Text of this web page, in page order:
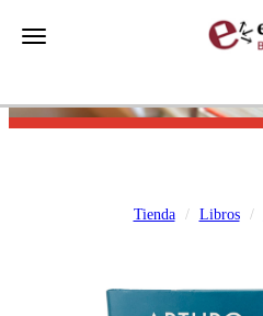
Toggle navigation
Tienda Libros